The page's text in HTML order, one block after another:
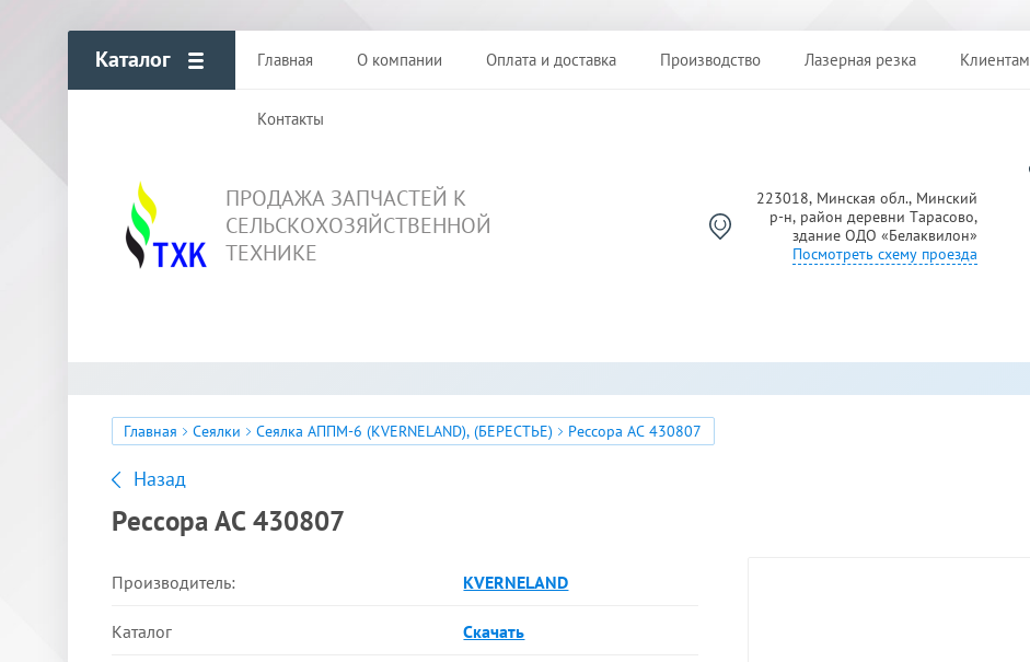
Каталог Главная О компании Оплата и доставка Производство Лазерная резка Клиентам
Контакты
ПРОДАЖА ЗАПЧАСТЕЙ К
СЕЛЬСКОХОЗЯЙСТВЕННОЙ
ТЕХНИКЕ
223018, Минская обл., Минский
р-н, район деревни Тарасово,
здание ОДО «Белаквилон»
Посмотреть схему проезда
Главная Сеялки Сеялка АППМ-6 (KVERNELAND), (БЕРЕСТЬЕ) Рессора АС 430807
Назад
Рессора АС 430807
Производитель: KVERNELAND
Каталог Скачать